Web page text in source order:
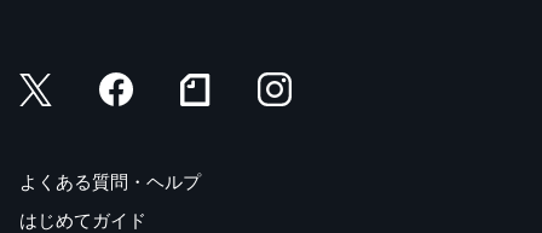
よくある質問・ヘルプ
はじめてガイド